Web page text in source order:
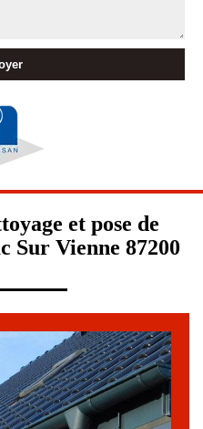
et pose de
Sur Vienne 87200